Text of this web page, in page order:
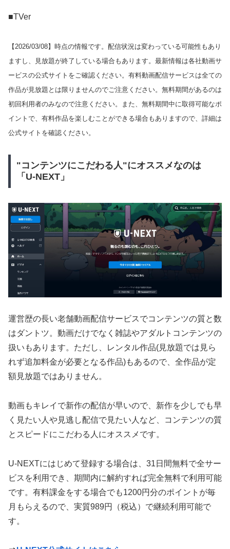
■TVer
【 2026/03/08】時点の情報です。配信状況は変わっている可能性もあり
ますし、見放題が終了している場合もあります。最新情報は各社動画サ
ービスの公式サイトをご確認ください。有料動画配信サービスは全ての
作品が見放題とは限りませんのでご注意ください。無料期間があるのは
初回利用者のみなので注意ください。また、無料期間中に取得可能なポ
イントで、有料作品を楽しむことができる場合もありますので、詳細は
公式サイトを確認ください。
"コンテンツにこだわる人"にオススメなのは
「U-NEXT」
運営歴の長い老舗動画配信サービスでコンテンツの質と数
はダントツ。動画だけでなく雑誌やアダルトコンテンツの
扱いもあります。ただし、レンタル作品(見放題では見ら
れず追加料金が必要となる作品)もあるので、全作品が定
額見放題ではありません。
動画もキレイで新作の配信が早いので、新作を少しでも早
く見たい人や見逃し配信で見たい人など、コンテンツの質
とスピードにこだわる人にオススメです。
U-NEXTにはじめて登録する場合は、31日間無料で全サー
ビスを利用でき、期間内に解約すれば完全無料で利用可能
です。有料課金をする場合でも1200円分のポイントが毎
月もらえるので、実質989円（税込）で継続利用可能で
す。